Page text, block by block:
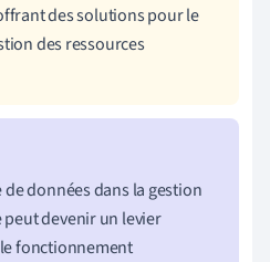
des solutions pour le
des ressources
données dans la gestion
devenir un levier
fonctionnement